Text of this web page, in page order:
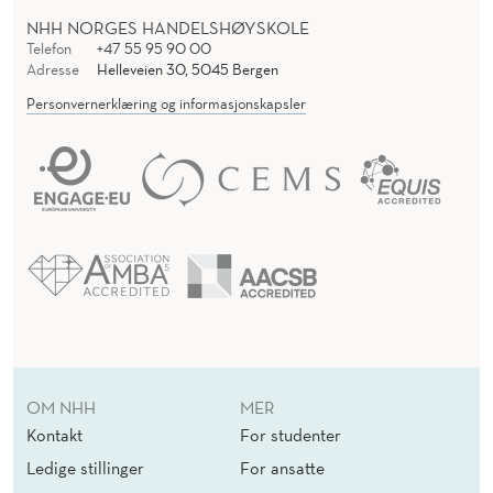
NHH NORGES HANDELSHØYSKOLE
Telefon
+47 55 95 90 00
Adresse
Helleveien 30, 5045 Bergen
Personvernerklæring og informasjonskapsler
OM NHH
Kontakt
Ledige stillinger
MER
For studenter
For ansatte